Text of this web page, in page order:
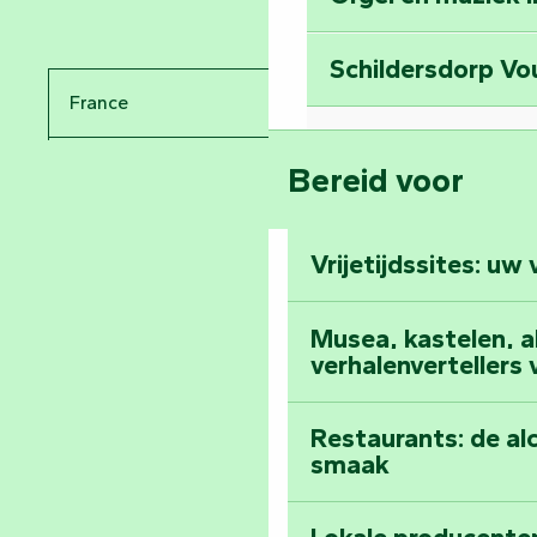
Reis terug in de
Abdij van
Klim naar de top
Schildersdorp
Al het dagboek
Bereid voor
Vrijetijdssites: uw
Musea, kastelen,
verhalenvertellers
Restaurants: de
smaak
France